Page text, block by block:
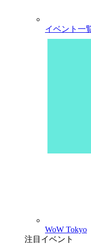
イベント一
WoW Tokyo
注目イベント